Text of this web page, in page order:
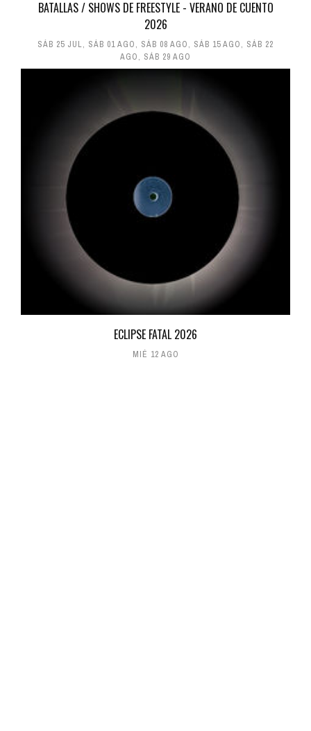
BATALLAS / SHOWS DE FREESTYLE - VERANO DE CUENTO
2026
SÁB 25 JUL, SÁB 01 AGO, SÁB 08 AGO, SÁB 15 AGO, SÁB 22
AGO, SÁB 29 AGO
ECLIPSE FATAL 2026
MIÉ 12 AGO